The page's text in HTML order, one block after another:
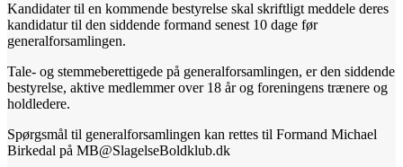
Kandidater til en kommende bestyrelse skal skriftligt meddele deres
kandidatur til den siddende formand senest 10 dage før
generalforsamlingen.
Tale- og stemmeberettigede på generalforsamlingen, er den siddende
bestyrelse, aktive medlemmer over 18 år og foreningens trænere og
holdledere.
Spørgsmål til generalforsamlingen kan rettes til Formand Michael
Birkedal på MB@SlagelseBoldklub.dk